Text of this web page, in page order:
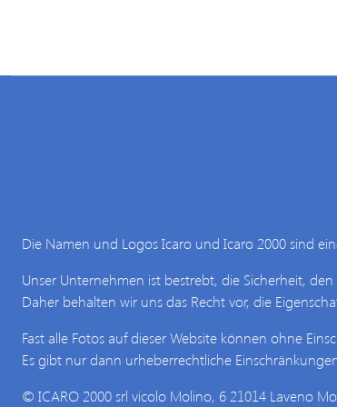
Die Namen und Logos Icaro und Icaro 2000 sind
Unser Unternehmen ist bestrebt, die Sicherheit,
Daher behalten wir uns das Recht vor, die
Fast alle Fotos auf dieser Website können ohne
Es gibt nur dann urheberrechtliche
© ICARO 2000 srl vicolo Molino, 6 21014 Laveno